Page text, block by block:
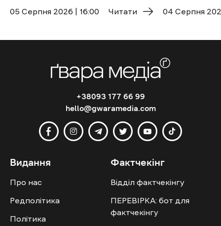
05 Cерпня 2026 | 16:00 Читати 04 Cерпня
+38093 177 66 99
hello@gwaramedia.com
Видання
Про нас
Редполітика
Політика
Фактчекінг
Відділ фактчекінгу
ПЕРЕВІРКА: бот для
фактчекінгу